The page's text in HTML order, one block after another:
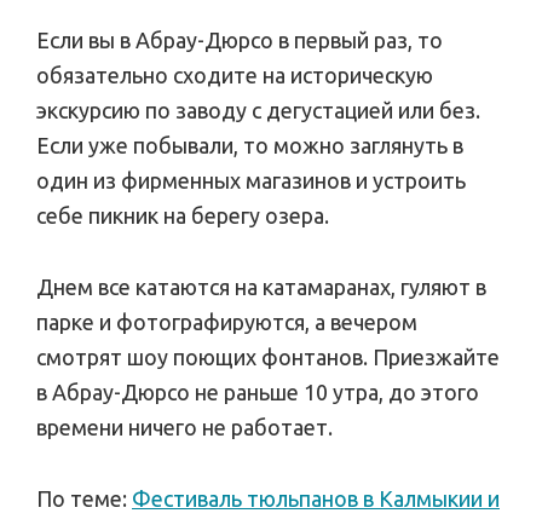
Если вы в Абрау-Дюрсо в первый раз, то
обязательно сходите на историческую
экскурсию по заводу с дегустацией или без.
Если уже побывали, то можно заглянуть в
один из фирменных магазинов и устроить
себе пикник на берегу озера.
Днем все катаются на катамаранах, гуляют в
парке и фотографируются, а вечером
смотрят шоу поющих фонтанов. Приезжайте
в Абрау-Дюрсо не раньше 10 утра, до этого
времени ничего не работает.
По теме: Фестиваль тюльпанов в Калмыкии и